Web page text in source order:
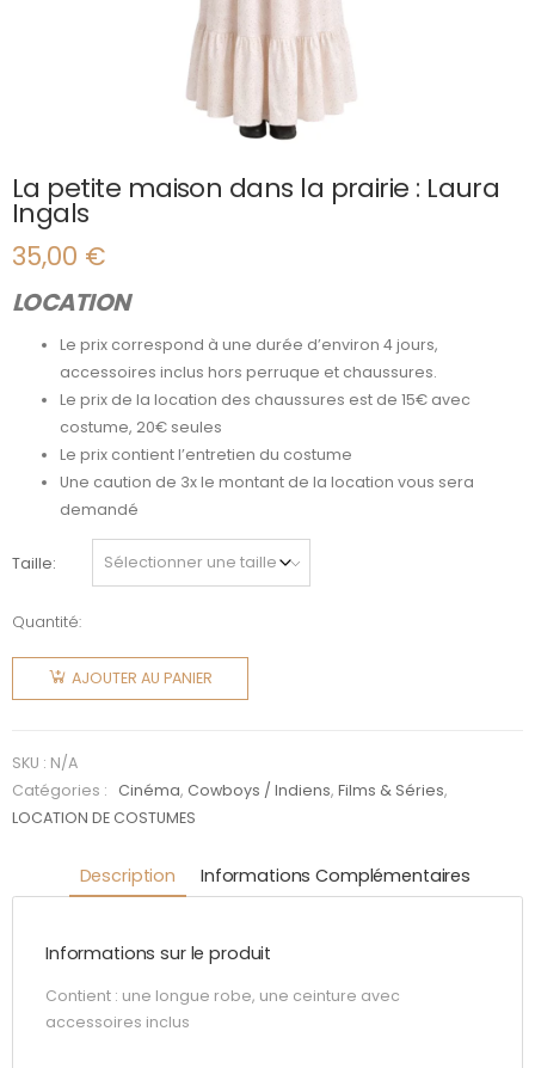
La petite maison dans la prairie : Laura
Ingals
35,00 €
LOCATION
Le prix correspond à une durée d’environ 4 jours,
accessoires inclus hors perruque et chaussures.
Le prix de la location des chaussures est de 15€ avec
costume, 20€ seules
Le prix contient l’entretien du costume
Une caution de 3x le montant de la location vous sera
demandé
Taille
Quantité:
quantité
de La
petite
dans la
prairie :
Laura
AJOUTER AU PANIER
SKU : N/A
Catégories :
Cinéma, Cowboys / Indiens,Films & Séries,
LOCATION DE COSTUMES
Description Informations Complémentaires
Informations sur le produit
Contient : une longue robe, une ceinture avec
accessoires inclus